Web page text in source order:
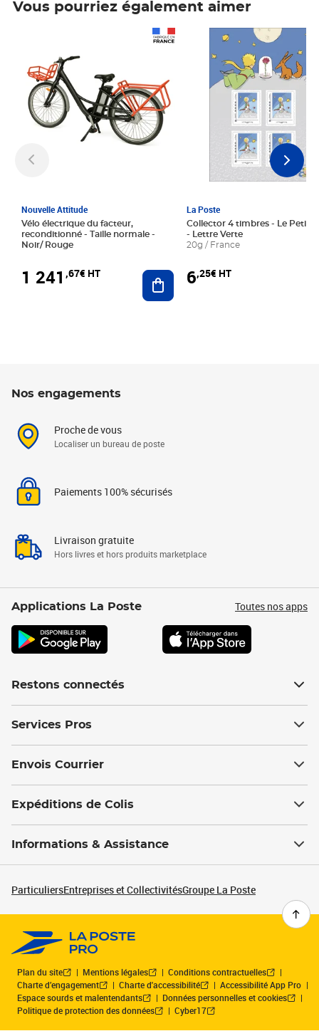
Vous pourriez également aimer
Nouvelle Attitude
Vélo électrique du facteur,
reconditionné - Taille normale -
Noir/ Rouge
1 241 ,67€ HT Ajouter au panier
La Poste
Collector 4 timbres - Le Petit
- Lettre Verte
20g / France
6,25€ HT
Prix 6,25€ HT
Nos engagements
Proche de vous
Localiser un bureau de poste
Paiements 100% sécurisés
Livraison gratuite
Hors livres et hors produits marketplace
Applications La Poste Toutes nos apps
Restons connectés
Services Pros
Envois Courrier
Expéditions de Colis
Informations & Assistance
ParticuliersEntreprises et CollectivitésGroupe La Poste
Plan du site Mentions légales
Conditions contractuelles
Charte d’engagement
Charte d'accessibilité
Accessibilité App Pro
Espace sourds et malentendants
Données personnelles et cookies
Politique de protection des données
Cyber17